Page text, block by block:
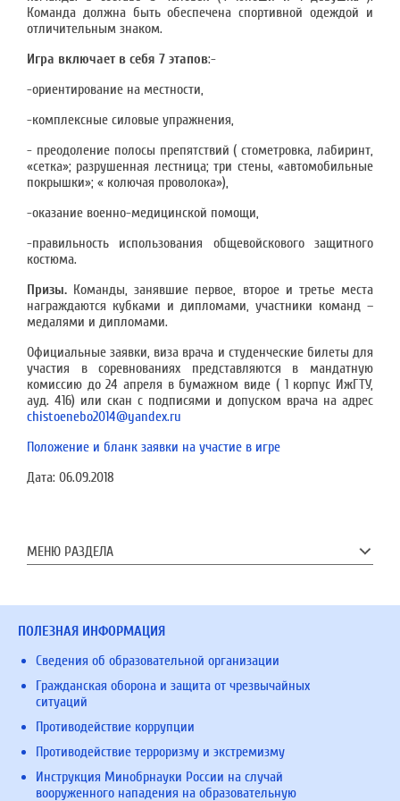
Команда должна быть обеспечена спортивной одеждой и
отличительным знаком.
Игра включает в себя 7 этапов:-
-ориентирование на местности,
-комплексные силовые упражнения,
- преодоление полосы препятствий ( стометровка, лабиринт,
«сетка»; разрушенная лестница; три стены, «автомобильные
покрышки»; « колючая проволока»),
-оказание военно-медицинской помощи,
-правильность использования общевойскового защитного
костюма.
Призы. Команды, занявшие первое, второе и третье места
награждаются кубками и дипломами, участники команд –
медалями и дипломами.
Официальные заявки, виза врача и студенческие билеты для
участия в соревнованиях представляются в мандатную
комиссию до 24 апреля в бумажном виде ( 1 корпус ИжГТУ,
ауд. 416) или скан с подписями и допуском врача на адрес
chistoenebo2014@yandex.ru
Положение и бланк заявки на участие в игре
Дата: 06.09.2018
МЕНЮ РАЗДЕЛА
ПОЛЕЗНАЯ ИНФОРМАЦИЯ
Сведения об образовательной организации
Гражданская оборона и защита от чрезвычайных
ситуаций
Противодействие коррупции
Противодействие терроризму и экстремизму
Инструкция Минобрнауки России на случай
вооруженного нападения на образовательную